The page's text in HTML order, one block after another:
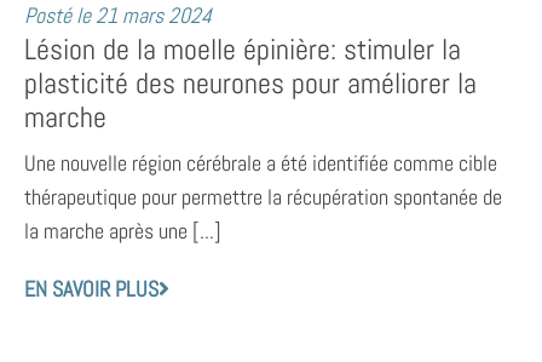
Posté le21 mars 2024
Lésion de la moelle épinière: stimuler la
plasticité des neurones pour améliorer la
marche
Une nouvelle région cérébrale a été identifiée comme cible
thérapeutique pour permettre la récupération spontanée de
la marche après une [...]
EN SAVOIR PLUS